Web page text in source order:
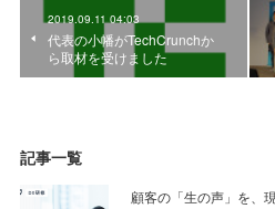
2019.09.11 04:03
代表の小幡がTechCrunchか
ら取材を受けました
記事一覧
顧客の「生の声」を、